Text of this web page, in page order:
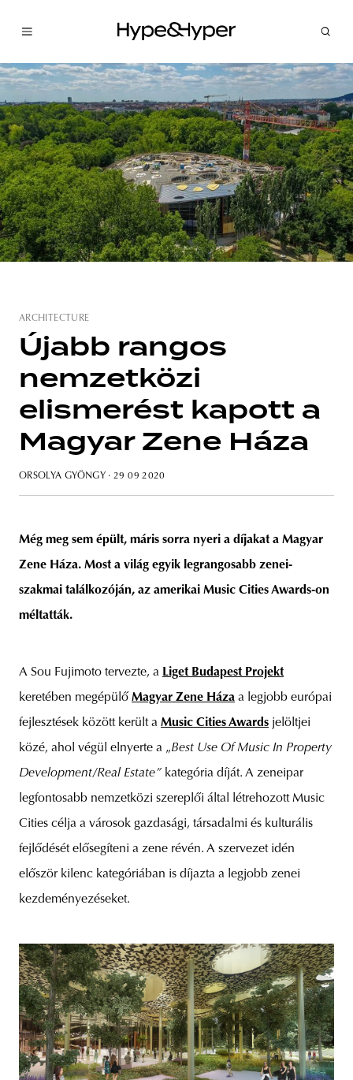
budapest poland branding
ARCHITECTURE
Újabb rangos
nemzetközi
elismerést kapott a
Magyar Zene Háza
ORSOLYA GYÖNGY · 29 09 2020
Még meg sem épült, máris sorra nyeri a díjakat a Magyar
Zene Háza. Most a világ egyik legrangosabb zenei-
szakmai találkozóján, az amerikai Music Cities Awards-on
méltatták.
A Sou Fujimoto tervezte, a Liget Budapest Projekt
keretében megépülő Magyar Zene Háza a legjobb európai
fejlesztések között került a Music Cities Awards jelöltjei
közé, ahol végül elnyerte a „Best Use Of Music In Property
Development/Real Estate” kategória díját. A zeneipar
legfontosabb nemzetközi szereplői által létrehozott Music
Cities célja a városok gazdasági, társadalmi és kulturális
fejlődését elősegíteni a zene révén. A szervezet idén
először kilenc kategóriában is díjazta a legjobb zenei
kezdeményezéseket.